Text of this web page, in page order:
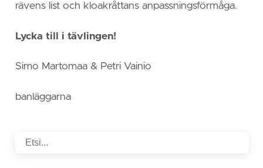
rävens list och kloakråttans anpassningsförmåga.
Lycka till i tävlingen!
Simo Martomaa & Petri Vainio
banläggarna